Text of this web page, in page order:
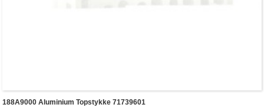
188A9000 Aluminium Topstykke 71739601